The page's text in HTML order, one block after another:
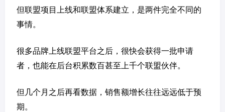
但联盟项目上线和联盟体系建立，是两件完全不同的
事情。
很多品牌上线联盟平台之后，很快会获得一批申请
者，也能在后台积累数百甚至上千个联盟伙伴。
但几个月之后再看数据，销售额增长往往远远低于预
期。